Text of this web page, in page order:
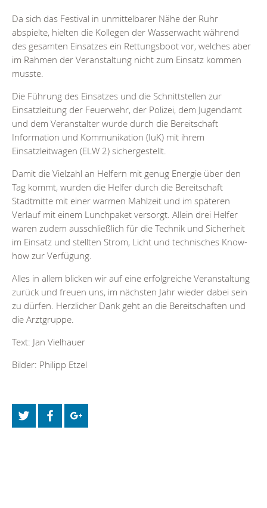
Da sich das Festival in unmittelbarer Nähe der Ruhr
abspielte, hielten die Kollegen der Wasserwacht während
des gesamten Einsatzes ein Rettungsboot vor, welches aber
im Rahmen der Veranstaltung nicht zum Einsatz kommen
musste.
Die Führung des Einsatzes und die Schnittstellen zur
Einsatzleitung der Feuerwehr, der Polizei, dem Jugendamt
und dem Veranstalter wurde durch die Bereitschaft
Information und Kommunikation (IuK) mit ihrem
Einsatzleitwagen (ELW 2) sichergestellt.
Damit die Vielzahl an Helfern mit genug Energie über den
Tag kommt, wurden die Helfer durch die Bereitschaft
Stadtmitte mit einer warmen Mahlzeit und im späteren
Verlauf mit einem Lunchpaket versorgt. Allein drei Helfer
waren zudem ausschließlich für die Technik und Sicherheit
im Einsatz und stellten Strom, Licht und technisches Know-
how zur Verfügung.
Alles in allem blicken wir auf eine erfolgreiche Veranstaltung
zurück und freuen uns, im nächsten Jahr wieder dabei sein
zu dürfen. Herzlicher Dank geht an die Bereitschaften und
die Arztgruppe.
Text: Jan Vielhauer
Bilder: Philipp Etzel